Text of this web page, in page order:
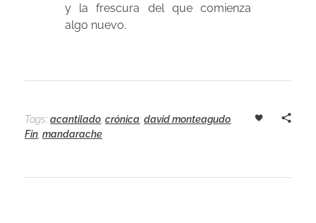
y la frescura del que comienza
algo nuevo.
Tags: acantilado crónica david monteagudo
Fin mandarache